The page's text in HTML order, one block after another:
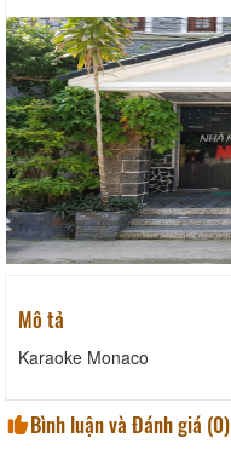
Mô tả
Karaoke Monaco
Bình luận và Đánh giá (0)